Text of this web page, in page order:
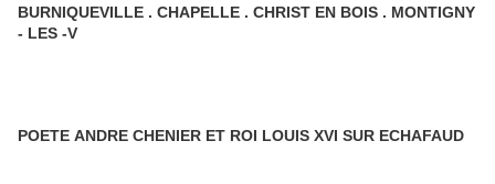
BURNIQUEVILLE . CHAPELLE . CHRIST EN BOIS . MONTIGNY
- LES -V
POETE ANDRE CHENIER ET ROI LOUIS XVI SUR ECHAFAUD